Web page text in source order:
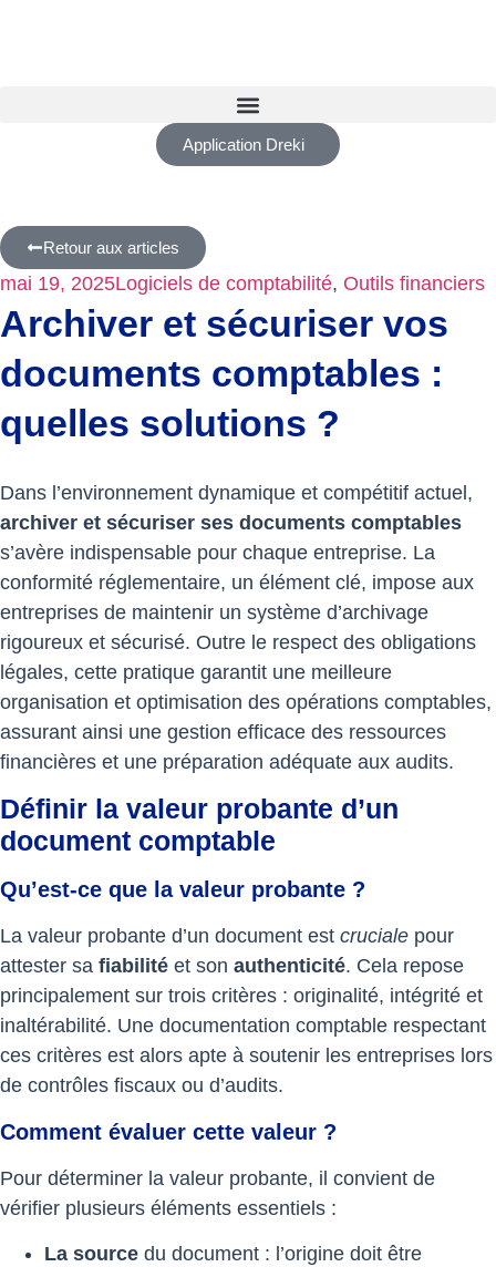
Application Dreki
Retour aux articles
mai 19, 2025Logiciels de comptabilité, Outils financiers
Archiver et sécuriser vos
documents comptables :
quelles solutions ?
Dans l’environnement dynamique et compétitif actuel,
archiver et sécuriser ses documents comptables
s’avère indispensable pour chaque entreprise. La
conformité réglementaire, un élément clé, impose aux
entreprises de maintenir un système d’archivage
rigoureux et sécurisé. Outre le respect des obligations
légales, cette pratique garantit une meilleure
organisation et optimisation des opérations comptables,
assurant ainsi une gestion efficace des ressources
financières et une préparation adéquate aux audits.
Définir la valeur probante d’un
document comptable
Qu’est-ce que la valeur probante ?
La valeur probante d’un document est cruciale pour
attester sa fiabilité et son authenticité. Cela repose
principalement sur trois critères : originalité, intégrité et
inaltérabilité. Une documentation comptable respectant
ces critères est alors apte à soutenir les entreprises lors
de contrôles fiscaux ou d’audits.
Comment évaluer cette valeur ?
Pour déterminer la valeur probante, il convient de
vérifier plusieurs éléments essentiels :
La source du document : l’origine doit être